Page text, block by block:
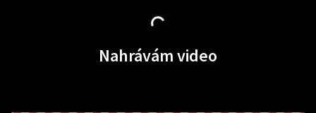
Nahrávám video